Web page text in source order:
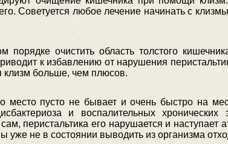
Советуется любое лечение начинать с
очистить область толстого
к избавлению от нарушения
клизм больше, чем плюсов.
пусто не бывает и очень быстро на
и воспалительных хронических
перистальтика его нарушается и наступает
уже не в состоянии выводить из организма